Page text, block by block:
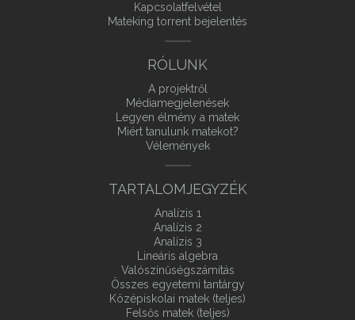
Kapcsolatfelvétel
Mateking torrent bejelentés
RÓLUNK
A projektről
Médiamegjelenések
Legyen élmény a matek
Miért tanulunk matekot?
Vélemények
TARTALOMJEGYZÉK
Analízis 1
Analízis 2
Analízis 3
Lineáris algebra
Valószínűségszámítás
Összes egyetemi tantárgy
Középiskolai matek (teljes)
Felsős matek (teljes)